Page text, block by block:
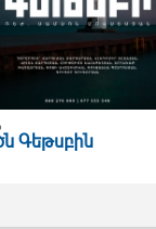
Գեթսբին